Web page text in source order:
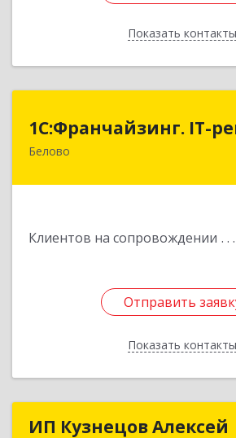
Показать контакты
Назад
1С:Франчайзинг. IT-
Белово
Клиентов на сопровождении
Отправить
Показать контакты
1С:Франчайзинг.
Отправить
Назад
ИП Кузнецов Алексей
ИП